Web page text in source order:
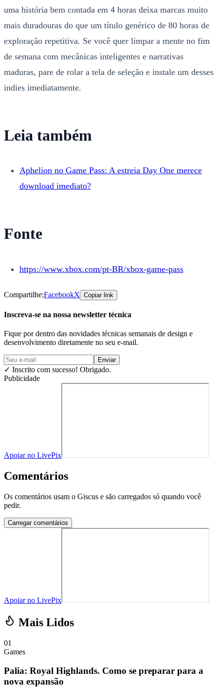
uma história bem contada em 4 horas deixa marcas muito
mais duradouras do que um título genérico de 80 horas de
exploração repetitiva. Se você quer limpar a mente no fim
de semana com mecânicas inteligentes e narrativas
maduras, pare de rolar a tela de seleção e instale um desses
indies imediatamente.
Leia também
Aphelion no Game Pass: A estreia Day One merece
download imediato?
Fonte
https://www.xbox.com/pt-BR/xbox-game-pass
Compartilhe:FacebookX Copiar link
Inscreva-se na nossa newsletter técnica
Fique por dentro das novidades técnicas semanais de design e
desenvolvimento diretamente no seu e-mail.
Enviar
✓ Inscrito com sucesso! Obrigado.
Publicidade
Apoiar no LivePix
Comentários
Os comentários usam o Giscus e são carregados só quando você
pedir.
Carregar comentários
Apoiar no LivePix
Mais Lidos
01
Games
Palia: Royal Highlands. Como se preparar para a
nova expansão